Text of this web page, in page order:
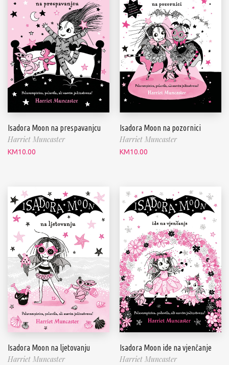
Isadora Moon na prespavanjcu
Harriet Muncaster
KM10.00
Isadora Moon na pozornici
Harriet Muncaster
KM10.00
Isadora Moon na ljetovanju
Harriet Muncaster
Isadora Moon ide na vjenčanje
Harriet Muncaster